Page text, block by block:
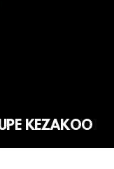
KEZAKOO